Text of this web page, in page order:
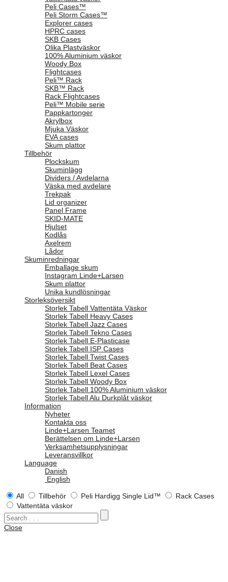
Peli Cases™
Peli Storm Cases™
Explorer cases
HPRC cases
SKB Cases
Olika Plastväskor
100% Aluminium väskor
Woody Box
Flightcases
Peli™ Rack
SKB™ Rack
Rack Flightcases
Peli™ Mobile serie
Pappkartonger
Akrylbox
Mjuka Väskor
EVA cases
Skum plattor
Tillbehör
Plockskum
Skuminlägg
Dividers / Avdelarna
Väska med avdelare
Trekpak
Lid organizer
Panel Frame
SKID-MATE
Hjulset
Kodlås
Axelrem
Lådor
Skuminredningar
Emballage skum
Instagram Linde+Larsen
Skum plattor
Unika kundlösningar
Storleksöversikt
Storlek Tabell Vattentäta Väskor
Storlek Tabell Heavy Cases
Storlek Tabell Jazz Cases
Storlek Tabell Tekno Cases
Storlek Tabell E-Plasticase
Storlek Tabell ISP Cases
Storlek Tabell Twist Cases
Storlek Tabell Beat Cases
Storlek Tabell Lexel Cases
Storlek Tabell Woody Box
Storlek Tabell 100% Aluminium väskor
Storlek Tabell Alu Durkplåt väskor
Information
Nyheter
Kontakta oss
Linde+Larsen Teamet
Berättelsen om Linde+Larsen
Verksamhetsupplysningar
Leveransvillkor
Language
Danish
English
All Tillbehör Peli Hardigg Single Lid™
Rack Cases
Vattentäta väskor
Close